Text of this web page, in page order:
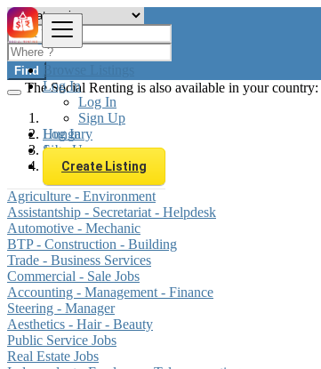
Browse Listings
Log In
Log In
Sign Up
Log In
Sign Up
Create Listing
Find
The Social Renting is also available in your country:
Hungary
Jobs
Security - Guarding
Agriculture - Environment
Assistantship - Secretariat - Helpdesk
Automotive - Mechanic
BTP - Construction - Building
Trade - Business Services
Commercial - Sale Jobs
Accounting - Management - Finance
Steering - Manager
Aesthetics - Hair - Beauty
Public Service Jobs
Real Estate Jobs